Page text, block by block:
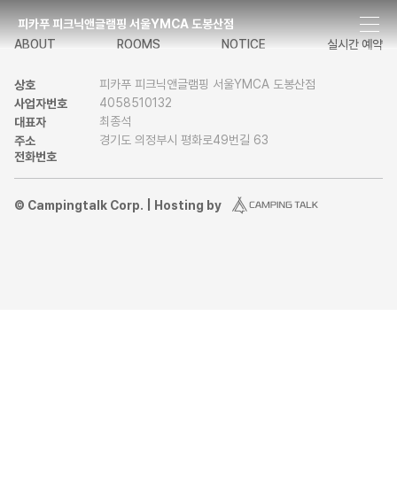
피카푸 피크닉앤글램핑 서울YMCA 도봉산점
ABOUT
ROOMS NOTICE 실시간 예약
상호
피카푸 피크닉앤글램핑 서울YMCA 도봉산점
사업자번호
4058510132
대표자
최종석
주소
경기도 의정부시 평화로49번길 63
전화번호
© Campingtalk Corp. | Hosting by